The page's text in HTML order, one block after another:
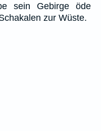
sein Gebirge öde
zur Wüste.